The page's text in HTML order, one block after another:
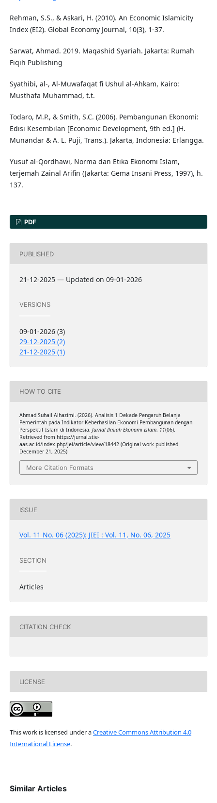
Rehman, S.S., & Askari, H. (2010). An Economic Islamicity
Index (EI2). Global Economy Journal, 10(3), 1-37.
Sarwat, Ahmad. 2019. Maqashid Syariah. Jakarta: Rumah
Fiqih Publishing
Syathibi, al-, Al-Muwafaqat fi Ushul al-Ahkam, Kairo:
Musthafa Muhammad, t.t.
Todaro, M.P., & Smith, S.C. (2006). Pembangunan Ekonomi:
Edisi Kesembilan [Economic Development, 9th ed.] (H.
Munandar & A. L. Puji, Trans.). Jakarta, Indonesia: Erlangga.
Yusuf al-Qordhawi, Norma dan Etika Ekonomi Islam,
terjemah Zainal Arifin (Jakarta: Gema Insani Press, 1997), h.
137.
PDF
PUBLISHED
21-12-2025 — Updated on 09-01-2026
VERSIONS
09-01-2026 (3)
29-12-2025 (2)
21-12-2025 (1)
HOW TO CITE
Ahmad Suhail Alhazimi. (2026). Analisis 1 Dekade Pengaruh Belanja
Pemerintah pada Indikator Keberhasilan Ekonomi Pembangunan dengan
Perspektif Islam di Indonesia. Jurnal Ilmiah Ekonomi Islam, 11(06).
Retrieved from https://jurnal.stie-
aas.ac.id/index.php/jei/article/view/18442 (Original work published
December 21, 2025)
More Citation Formats
ISSUE
Vol. 11 No. 06 (2025): JIEI : Vol. 11, No. 06, 2025
SECTION
Articles
CITATION CHECK
LICENSE
This work is licensed under aCreative Commons Attribution 4.0
International License.
Similar Articles